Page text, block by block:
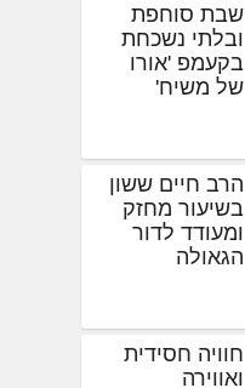
שבת סוחפת
ובלתי נשכחת
בקעמפ 'אורו
של משיח'
הרב חיים ששון
בשיעור מחזק
ומעודד לדור
הגאולה
חוויה חסידית
ואווירה